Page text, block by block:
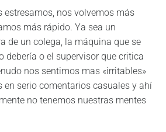
estresamos, nos volvemos más
más rápido. Ya sea un
de un colega, la máquina que se
debería o el supervisor que critica
nos sentimos mas «irritables»
en serio comentarios casuales y ahí
no tenemos nuestras mentes